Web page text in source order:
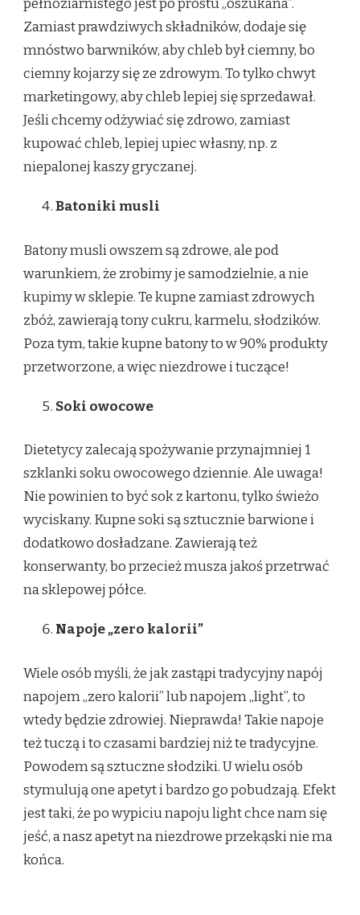
pełnoziarnistego jest po prostu „oszukana”.
Zamiast prawdziwych składników, dodaje się
mnóstwo barwników, aby chleb był ciemny, bo
ciemny kojarzy się ze zdrowym. To tylko chwyt
marketingowy, aby chleb lepiej się sprzedawał.
Jeśli chcemy odżywiać się zdrowo, zamiast
kupować chleb, lepiej upiec własny, np. z
niepalonej kaszy gryczanej.
Batoniki musli
Batony musli owszem są zdrowe, ale pod
warunkiem, że zrobimy je samodzielnie, a nie
kupimy w sklepie. Te kupne zamiast zdrowych
zbóż, zawierają tony cukru, karmelu, słodzików.
Poza tym, takie kupne batony to w 90% produkty
przetworzone, a więc niezdrowe i tuczące!
Soki owocowe
Dietetycy zalecają spożywanie przynajmniej 1
szklanki soku owocowego dziennie. Ale uwaga!
Nie powinien to być sok z kartonu, tylko świeżo
wyciskany. Kupne soki są sztucznie barwione i
dodatkowo dosładzane. Zawierają też
konserwanty, bo przecież musza jakoś przetrwać
na sklepowej półce.
Napoje „zero kalorii”
Wiele osób myśli, że jak zastąpi tradycyjny napój
napojem „zero kalorii” lub napojem „light”, to
wtedy będzie zdrowiej. Nieprawda! Takie napoje
też tuczą i to czasami bardziej niż te tradycyjne.
Powodem są sztuczne słodziki. U wielu osób
stymulują one apetyt i bardzo go pobudzają. Efekt
jest taki, że po wypiciu napoju light chce nam się
jeść, a nasz apetyt na niezdrowe przekąski nie ma
końca.